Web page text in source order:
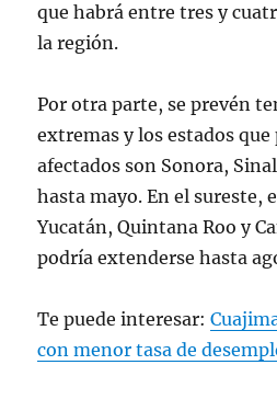
que habrá entre tres y
la región.
Por otra parte, se prevén
extremas y los estados
afectados son Sonora,
hasta mayo. En el sureste,
Yucatán, Quintana Roo y
podría extenderse hasta
Te puede interesar:
con menor tasa de